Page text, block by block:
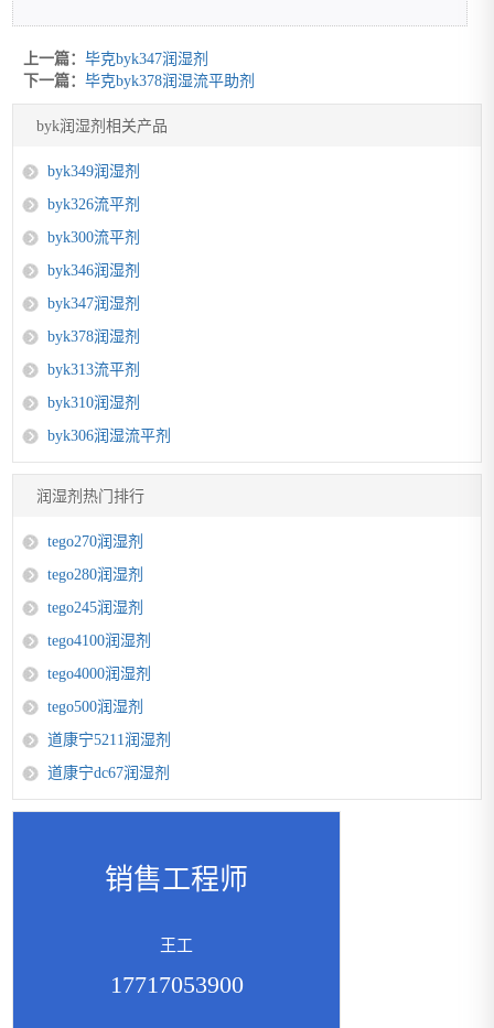
上一篇：毕克byk347润湿剂
下一篇：毕克byk378润湿流平助剂
byk润湿剂相关产品
byk349润湿剂
byk326流平剂
byk300流平剂
byk346润湿剂
byk347润湿剂
byk378润湿剂
byk313流平剂
byk310润湿剂
byk306润湿流平剂
润湿剂热门排行
tego270润湿剂
tego280润湿剂
tego245润湿剂
tego4100润湿剂
tego4000润湿剂
tego500润湿剂
道康宁5211润湿剂
道康宁dc67润湿剂
销售工程师
王工
17717053900